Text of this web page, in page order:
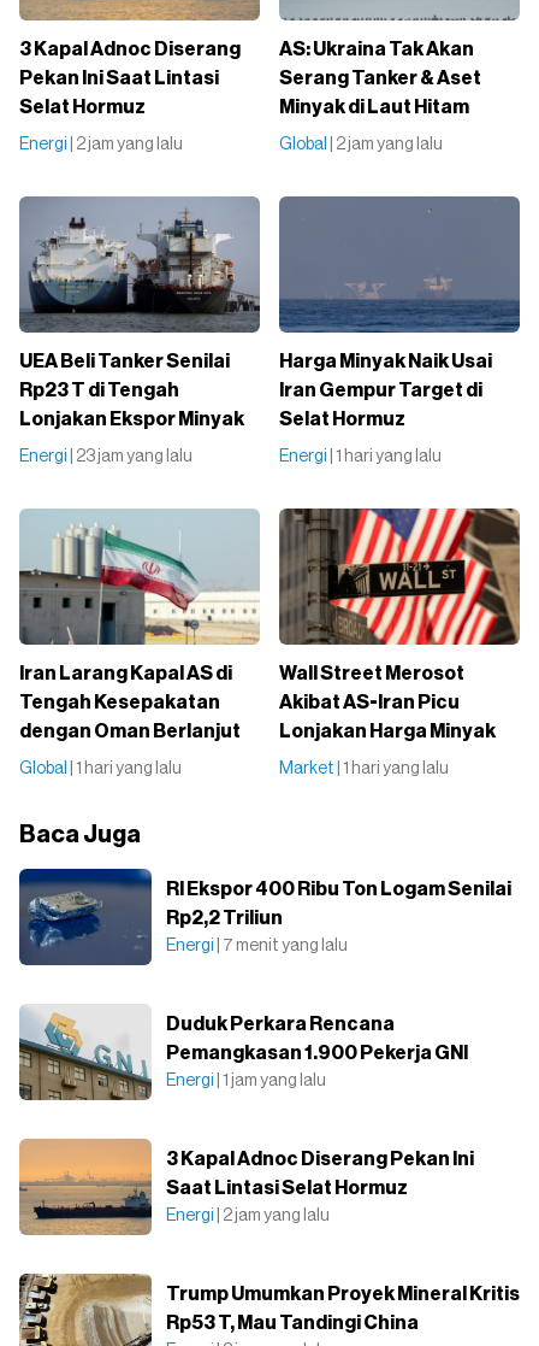
3 Kapal Adnoc Diserang
Pekan Ini Saat Lintasi
Selat Hormuz
Energi | 2 jam yang lalu
AS: Ukraina Tak Akan
Serang Tanker & Aset
Minyak di Laut Hitam
Global | 2 jam yang lalu
UEA Beli Tanker Senilai
Rp23 T di Tengah
Lonjakan Ekspor Minyak
Energi | 23 jam yang lalu
Harga Minyak Naik Usai
Iran Gempur Target di
Selat Hormuz
Energi | 1 hari yang lalu
Iran Larang Kapal AS di
Tengah Kesepakatan
dengan Oman Berlanjut
Global | 1 hari yang lalu
Wall Street Merosot
Akibat AS-Iran Picu
Lonjakan Harga Minyak
Market | 1 hari yang lalu
Baca Juga
RI Ekspor 400 Ribu Ton Logam Senilai
Rp2,2 Triliun
Energi | 7 menit yang lalu
Duduk Perkara Rencana
Pemangkasan 1.900 Pekerja GNI
Energi | 1 jam yang lalu
3 Kapal Adnoc Diserang Pekan Ini
Saat Lintasi Selat Hormuz
Energi | 2 jam yang lalu
Trump Umumkan Proyek Mineral Kritis
Rp53 T, Mau Tandingi China